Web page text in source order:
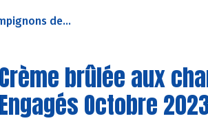
de...
Crème brûlée aux
Engagés Octobre